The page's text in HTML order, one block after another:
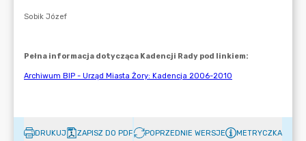
DRUKUJ ZAPISZ DO PDF POPRZEDNIE WERSJE METRYCZKA